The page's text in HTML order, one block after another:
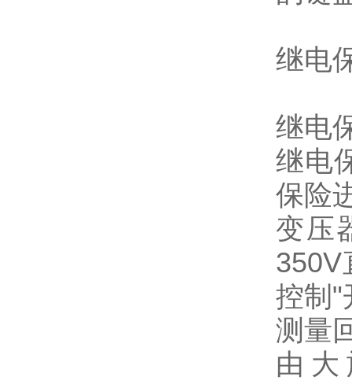
继电
继电
继电
保险
变压
350V
控制"
测量
由大